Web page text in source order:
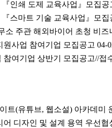
인쇄 도제 교육사업』모집공
스마트 기술 교육사업』모집
소 주관 해외바이어 초청 비즈
원사업 참여기업 모집공고 04-
여기업 상반기 모집공고//접
트(유튜브, 웹소설) 아카데미
디자인 및 설계 용역 우선협